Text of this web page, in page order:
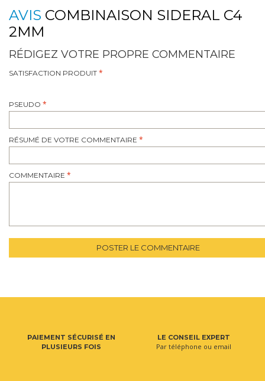
AVIS COMBINAISON SIDERAL C4
2MM
RÉDIGEZ VOTRE PROPRE COMMENTAIRE
SATISFACTION PRODUIT
PSEUDO
RÉSUMÉ DE VOTRE COMMENTAIRE
COMMENTAIRE
POSTER LE COMMENTAIRE
PAIEMENT SÉCURISÉ EN
PLUSIEURS FOIS
LE CONSEIL EXPERT
Par téléphone ou email